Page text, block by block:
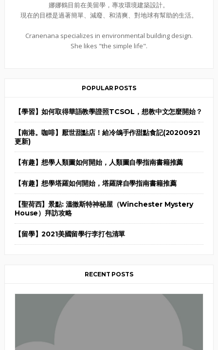
娜娜鶴目前在美留學，專攻環境建築設計。
現在的目標是過著簡單、減廢、和清爽、對地球有幫助的生活。
Cranenana specializes in environmental building design.
She likes "the simple life".
POPULAR POSTS
【學習】如何取得華語教學證照TCSOL，想教中文怎麼開始？
【南港。咖啡】厭世甜點店！給冷鴿手作甜點食記(20200921
更新)
【有趣】想學人類圖如何開始，人類圖自學指南書籍推薦
【有趣】想學塔羅如何開始，塔羅牌自學指南書籍推薦
【聖荷西】景點: 溫徹斯特神秘屋（Winchester Mystery
House）拜訪攻略
【留學】2021美國留學行李打包清單
RECENT POSTS